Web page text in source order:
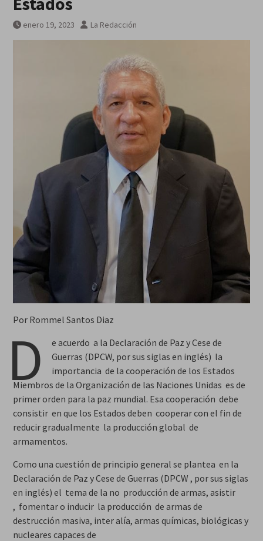
enero 19, 2023 La Redacción
Por Rommel Santos Diaz
D
e acuerdo a la Declaración de Paz y Cese de
Guerras (DPCW, por sus siglas en inglés) la
importancia de la cooperación de los Estados
Miembros de la Organización de las Naciones Unidas es de
primer orden para la paz mundial. Esa cooperación debe
consistir en que los Estados deben cooperar con el fin de
reducir gradualmente la producción global de
armamentos.
Como una cuestión de principio general se plantea en la
Declaración de Paz y Cese de Guerras (DPCW , por sus siglas
en inglés) el tema de la no producción de armas, asistir
, fomentar o inducir la producción de armas de
destrucción masiva, inter alía, armas químicas, biológicas y
nucleares capaces de